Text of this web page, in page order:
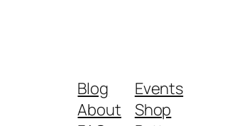
Blog
About
Events
Shop